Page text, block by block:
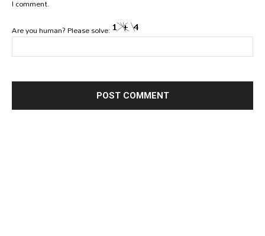
I comment.
Are you human? Please solve: